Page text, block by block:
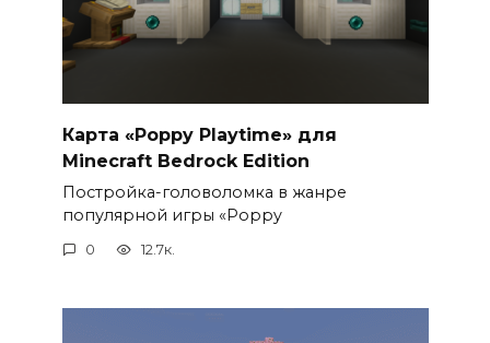
Карта «Poppy Playtime» для
Minecraft Bedrock Edition
Постройка-головоломка в жанре
популярной игры «Poppy
0 12.7к.